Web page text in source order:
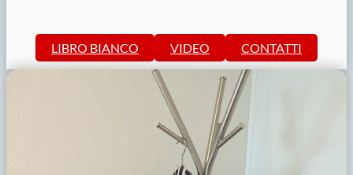
LIBRO BIANCO VIDEO CONTATTI